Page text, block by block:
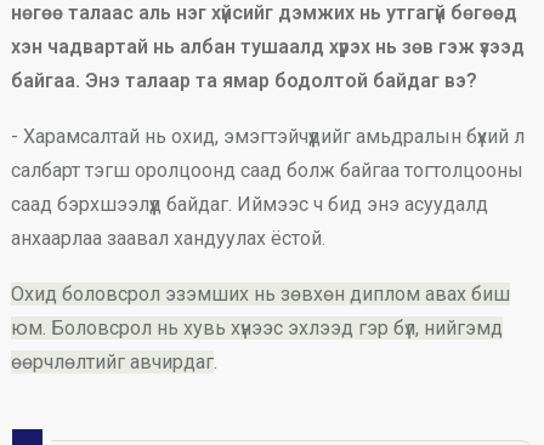
нөгөө талаас аль нэг хүйсийг дэмжих нь утгагүй бөгөөд
хэн чадвартай нь албан тушаалд хүрэх нь зөв гэж үзээд
байгаа. Энэ талаар та ямар бодолтой байдаг вэ?
- Харамсалтай нь охид, эмэгтэйчүүдийг амьдралын бүхий л
салбарт тэгш оролцоонд саад болж байгаа тогтолцооны
саад бэрхшээлүүд байдаг. Иймээс ч бид энэ асуудалд
анхаарлаа заавал хандуулах ёстой.
Охид боловсрол эзэмших нь зөвхөн диплом авах биш
юм. Боловсрол нь хувь хүнээс эхлээд гэр бүл, нийгэмд
өөрчлөлтийг авчирдаг.